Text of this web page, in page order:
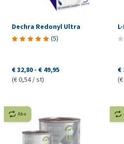
Dechra Redonyl Ultra
(5)
€ 32,80 - € 49,95
(€ 0,54 / st)
€
Abo